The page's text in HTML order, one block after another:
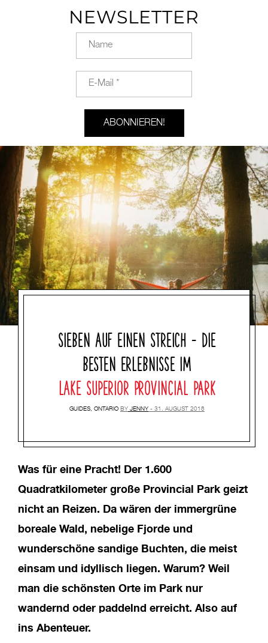
NEWSLETTER
SIEBEN AUF EINEN STREICH – DIE
BESTEN ERLEBNISSE IM
LAKE SUPERIOR PROVINCIAL PARK
GUIDES ONTARIO BY JENNY 31. AUGUST 2018
Was für eine Pracht! Der 1.600
Quadratkilometer große Provincial Park geizt
nicht an Reizen. Da wären der immergrüne
boreale Wald, nebelige Fjorde und
wunderschöne sandige Buchten, die meist
einsam und idyllisch liegen. Warum? Weil
man die schönsten Orte im Park nur
wandernd oder paddelnd erreicht. Also auf
ins Abenteuer.